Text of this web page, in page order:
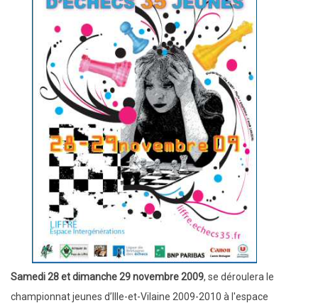
Samedi 28 et dimanche 29 novembre 2009, se déroulera le
championnat jeunes d’Ille-et-Vilaine 2009-2010 à l'espace